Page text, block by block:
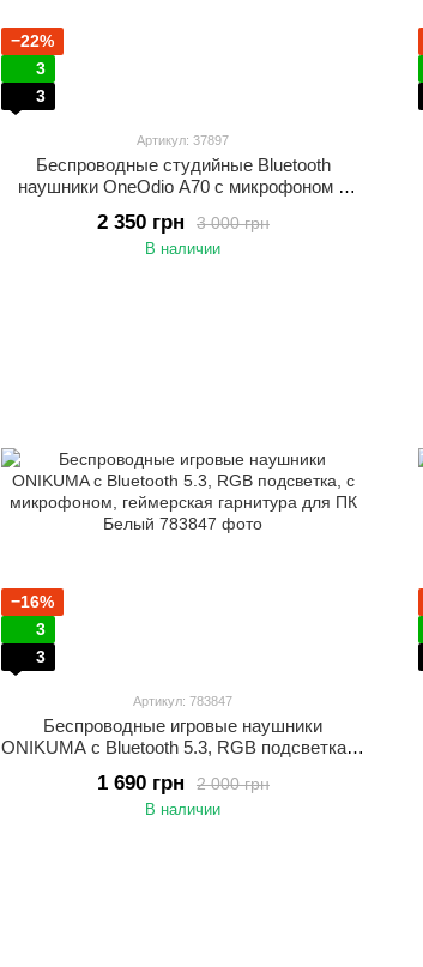
−22%
3
3
Артикул: 37897
Беспроводные студийные Bluetooth
наушники OneOdio A70 с микрофоном и
DJ Черные с красным
3 000 грн
2 350 грн
В наличии
−16%
3
3
Артикул: 783847
Беспроводные игровые наушники
ONIKUMA с Bluetooth 5.3, RGB подсветка, с
Белый2 000 грн
1 690 грн
В наличии